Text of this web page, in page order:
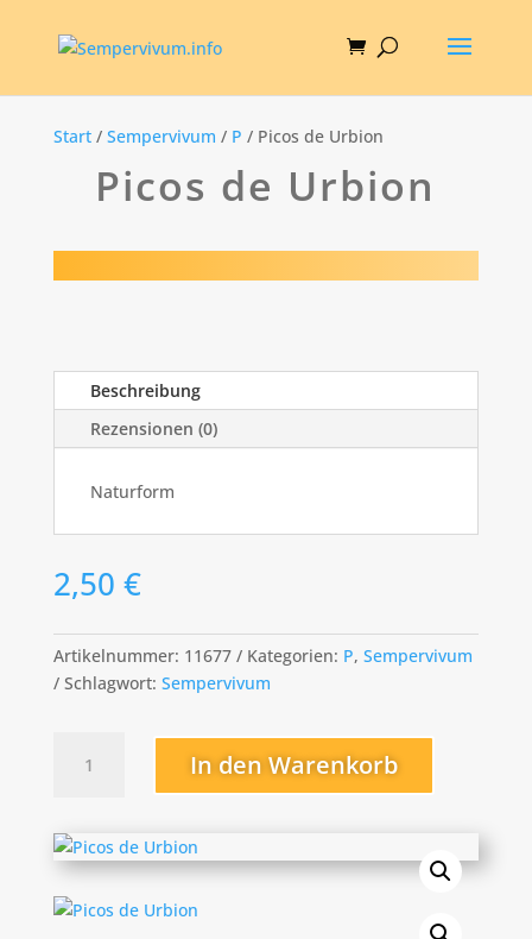
Start/ Sempervivum / P / Picos de Urbion
Picos de Urbion
Beschreibung
Rezensionen (0)
Naturform
2,50 €
Artikelnummer: 11677 Kategorien: P, Sempervivum
Schlagwort: Sempervivum
In den Warenkorb